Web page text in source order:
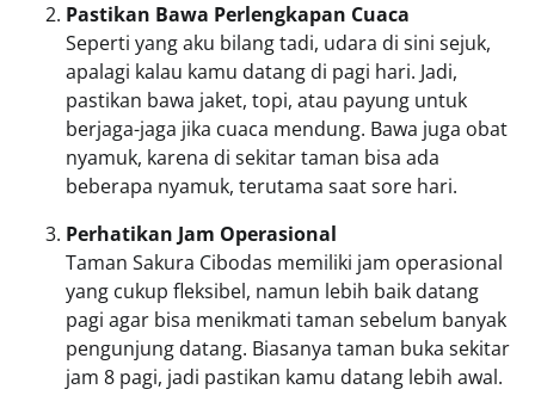
Pastikan Bawa Perlengkapan Cuaca
Seperti yang aku bilang tadi, udara di sini sejuk,
apalagi kalau kamu datang di pagi hari. Jadi,
pastikan bawa jaket, topi, atau payung untuk
berjaga-jaga jika cuaca mendung. Bawa juga obat
nyamuk, karena di sekitar taman bisa ada
beberapa nyamuk, terutama saat sore hari.
Perhatikan Jam Operasional
Taman Sakura Cibodas memiliki jam operasional
yang cukup fleksibel, namun lebih baik datang
pagi agar bisa menikmati taman sebelum banyak
pengunjung datang. Biasanya taman buka sekitar
jam 8 pagi, jadi pastikan kamu datang lebih awal.